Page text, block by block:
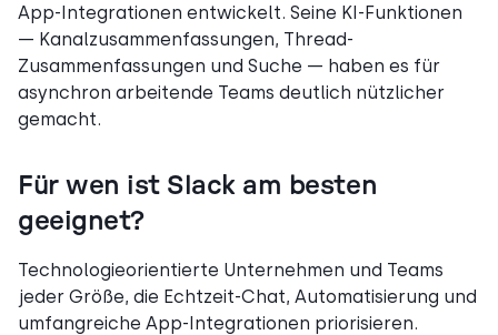
App-Integrationen entwickelt. Seine KI-Funktionen
— Kanalzusammenfassungen, Thread-
Zusammenfassungen und Suche — haben es für
asynchron arbeitende Teams deutlich nützlicher
gemacht.
Für wen ist Slack am besten
geeignet?
Technologieorientierte Unternehmen und Teams
jeder Größe, die Echtzeit-Chat, Automatisierung und
umfangreiche App-Integrationen priorisieren.